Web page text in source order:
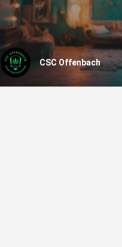
CSC Offenbach